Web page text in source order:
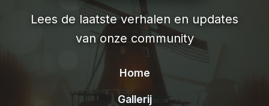
Lees de laatste verhalen en updates
van onze community
Home
Gallerij